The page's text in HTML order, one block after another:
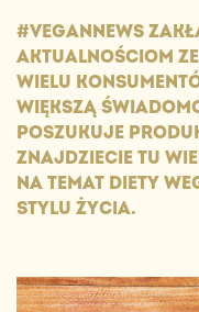
#VEGANNEWS
AKTUALNOŚCIOM
WIELU
WIĘKSZĄ
POSZUKUJE
ZNAJDZIECIE TU
NA TEMAT DIETY
STYLU ŻYCIA.